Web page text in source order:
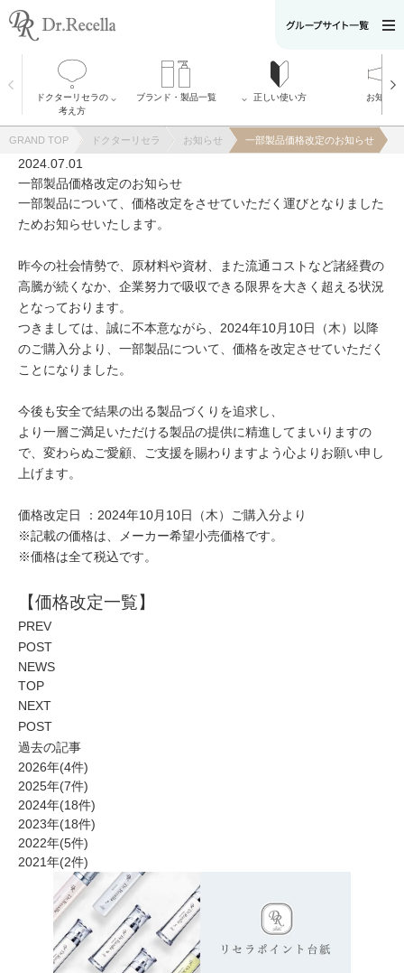
ドクターリセラの
考え方
ドクターリセラ
の考え方
α Gri-X（アルフ
ァグリックス）
メッセージ
開発者の想い
ピュアモイスチ
ャーソープ
アクアヴィーナ
ス
SDGsに関する取
り組み
リセラエステテ
ィックアワード
ブランド・製品一覧
Recella Diva
リボディー・プ
Natulisty
ACLESS
りせらのしずく
VI PLANTE
正しい使い方 お知らせ
GRAND TOP ドクターリセラ お知らせ 一部製品価格改定のお知らせ
2024.07.01
一部製品価格改定のお知らせ
一部製品について、 価格改定をさせていただく運びとなりました
ためお知らせいたします。
昨今の社会情勢で、原材料や資材、また流通コストなど諸経費の
高騰が続くなか、企業努力で吸収できる限界を大きく超える状況
となっております。
つきましては、誠に不本意ながら、2024年10月10日（木）以降
のご購入分より、一部製品について、価格を改定させていただく
ことになりました。
今後も安全で結果の出る製品づくりを追求し、
より一層ご満足いただける製品の提供に精進してまいりますの
で、変わらぬご愛顧、ご支援を賜わりますよう心よりお願い申し
上げます。
価格改定日 ： 2024年10月10日（木）
ご購入分より
※記載の価格は、メーカー希望小売価格です。
※価格は全て税込です。
【価格改定一覧】
PREV
POST
NEWS
TOP
NEXT
POST
過去の記事
2026年(4件)
2025年(7件)
2024年(18件)
2023年(18件)
2022年(5件)
2021年(2件)